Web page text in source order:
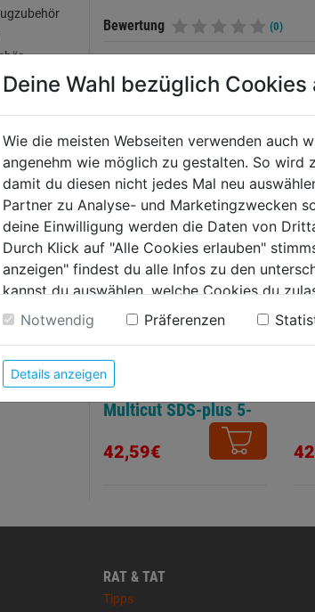
Bewertung (0)
WEITERE PRODUKTE
HM-
UniversalbohrerSet
Multicut SDS-plus 5-
42,59€
RAT & TAT
Tipps
Deine Wahl bezüglich
Wie die meisten Webseiten verwenden auch
angenehm wie möglich zu gestalten. So wird
damit du diesen nicht jedes Mal neu
Partner zu Analyse- und Marketingzwecken
deine Einwilligung werden die Daten von
Durch Klick auf "Alle Cookies erlauben"
anzeigen" findest du alle Infos zu den
kannst du auswählen, welche Cookies du
Weitere Informationen findest du in unserer
Notwendig Präferenzen
Details anzeigen